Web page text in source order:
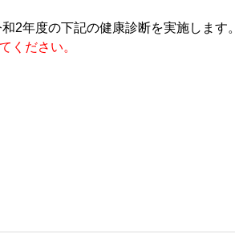
年度の下記の健康診断を実施します。
ください。